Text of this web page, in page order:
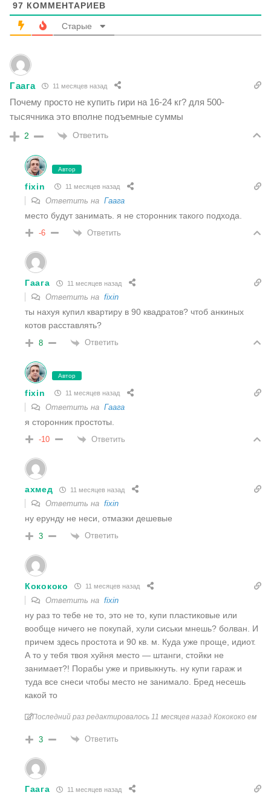
97 КОММЕНТАРИЕВ
Старые
Гаага 11 месяцев назад
Почему просто не купить гири на 16-24 кг? для 500-
тысячника это вполне подъемные суммы
2 Ответить
Автор
fixin 11 месяцев назад
Ответить на Гаага
место будут занимать. я не сторонник такого подхода.
-6 Ответить
Гаага 11 месяцев назад
Ответить на fixin
ты нахуя купил квартиру в 90 квадратов? чтоб анкиных
котов расставлять?
8 Ответить
Автор
fixin 11 месяцев назад
Ответить на Гаага
я сторонник простоты.
-10 Ответить
ахмед 11 месяцев назад
Ответить на fixin
ну ерунду не неси, отмазки дешевые
3 Ответить
Кокококо 11 месяцев назад
Ответить на fixin
ну раз то тебе не то, это не то, купи пластиковые или
вообще ничего не покупай, хули сиськи мнешь? болван. И
причем здесь простота и 90 кв. м. Куда уже проще, идиот.
А то у тебя твоя хуйня место — штанги, стойки не
занимает?! Порабы уже и привыкнуть. ну купи гараж и
туда все снеси чтобы место не занимало. Бред несешь
какой то
Последний раз редактировалось 11 месяцев назад Кокококо ем
3 Ответить
Гаага 11 месяцев назад